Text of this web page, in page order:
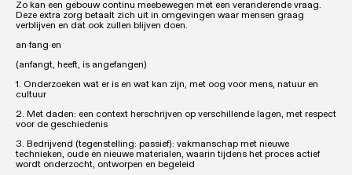
Zo kan een gebouw continu meebewegen met een veranderende vraag.
Deze extra zorg betaalt zich uit in omgevingen waar mensen graag
verblijven en dat ook zullen blijven doen.
an·fang·en
(anfangt, heeft, is angefangen)
1. Onderzoeken wat er is en wat kan zijn, met oog voor mens, natuur en
cultuur
2. Met daden: een context herschrijven op verschillende lagen, met respect
voor de geschiedenis
3. Bedrijvend (tegenstelling: passief): vakmanschap met nieuwe
technieken, oude en nieuwe materialen, waarin tijdens het proces actief
wordt onderzocht, ontworpen en begeleid